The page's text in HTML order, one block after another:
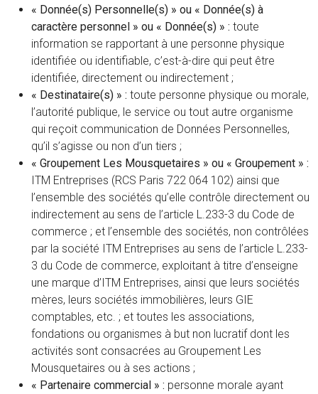
« Donnée(s) Personnelle(s) » ou « Donnée(s) à
caractère personnel » ou « Donnée(s) » : toute
information se rapportant à une personne physique
identifiée ou identifiable, c’est-à-dire qui peut être
identifiée, directement ou indirectement ;
« Destinataire(s) » : toute personne physique ou morale,
l’autorité publique, le service ou tout autre organisme
qui reçoit communication de Données Personnelles,
qu’il s’agisse ou non d’un tiers ;
« Groupement Les Mousquetaires » ou « Groupement » :
ITM Entreprises (RCS Paris 722 064 102) ainsi que
l’ensemble des sociétés qu’elle contrôle directement ou
indirectement au sens de l’article L.233-3 du Code de
commerce ; et l’ensemble des sociétés, non contrôlées
par la société ITM Entreprises au sens de l’article L.233-
3 du Code de commerce, exploitant à titre d’enseigne
une marque d’ITM Entreprises, ainsi que leurs sociétés
mères, leurs sociétés immobilières, leurs GIE
comptables, etc. ; et toutes les associations,
fondations ou organismes à but non lucratif dont les
activités sont consacrées au Groupement Les
Mousquetaires ou à ses actions ;
« Partenaire commercial » : personne morale ayant